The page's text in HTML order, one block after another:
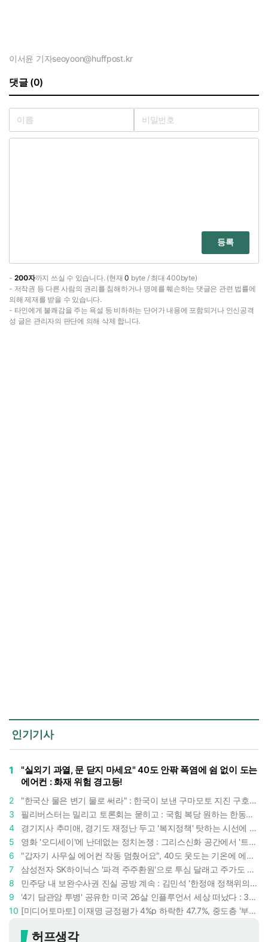
이서윤 기자seoyoon@huffpost.kr
댓글 (0)
등록
- 200자까지 쓰실 수 있습니다. (현재0 byte / 최대 400byte)
- 저작권 등 다른 사람의 권리를 침해하거나 명예를 훼손하는 댓글은 관련 법률에
의해 제재를 받을 수 있습니다.
- 타인에게 불쾌감을 주는 욕설 등 비하하는 단어가 내용에 포함되거나 인신공격
성 글은 관리자의 판단에 의해 삭제 합니다.
인기기사
1
"실외기 과열, 문 닫지 마세요" 40도 안팎 폭염에 쉼 없이 도는
에어컨 : 화재 위험 경고등!
2
"한국산 물은 변기 물로 써라" : 한국이 보낸 구마모토 지진 구호품에 한 일본인의 '어처구니 없는' 반응
3
필리버스터는 밀리고 토론회는 묻히고 : 국힘 복당 원하는 한동훈, '검사 정치'의 한계만 드러내나
4
경기지사 추미애, 경기도 재정난 두고 '복지정책' 탓하는 시선에 정면 반박 : "고령자와 아이 인구 급증"
5
영화 '오디세이'에 난데없는 정치논쟁 : 그리스신화 공간에서 '트럼프 전쟁의 참혹함'이 보인다
6
"갑자기 사무실 에어컨 작동 멈췄어요", 40도 웃도는 기온에 에어컨도 숨이 찬다
7
삼성전자 SK하이닉스 '파격 주주환원'으로 투심 달래고 주가도 받칠까, 100조 넘는 추가 배당 재원에 쏠리는 눈
8
민주당 내 보완수사권 진실 공방 계속 : 김민석 '한정애 정책위의장' 발언 근거로 내세우자 사무총장 지낸 조승래 반박
9
'4기 담관암 투병' 공유한 미국 26살 인플루언서 세상 떠났다 : 3년간 보여준 희망과 용기
10
[미디어토마토] 이재명 긍정평가 4%p 하락한 47.7%, 중도층 '부정 49.7% vs 긍정 42.9%'
허프생각